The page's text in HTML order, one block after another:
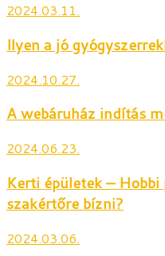
2024.03.11.
Ilyen a jó
2024.10.27.
A webáruház indítás
2024.06.23.
Kerti épületek – Hobbi
szakértőre bízni?
2024.03.06.